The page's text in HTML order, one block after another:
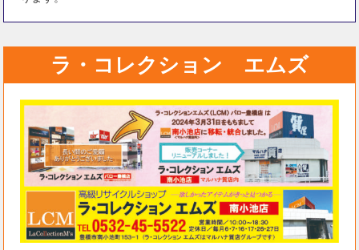
ラ・コレクション エムズ